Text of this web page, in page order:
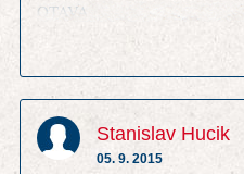
OTAVA
Stanislav Hucik
05. 9. 2015